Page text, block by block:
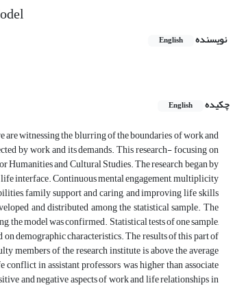
نویسنده English
چکیده
English
witnessing the blurring of the boundaries of work and
by work and its demands. This research- focusing on
and Cultural Studies. The research began by
interface. Continuous mental engagement, multiplicity
family support and caring, and improving life skills
and distributed among the statistical sample. The
the model was confirmed. Statistical tests of one sample,
demographic characteristics. The results of this part of
members of the research institute is above the average
in assistant professors was higher than associate
and negative aspects of work and life relationships in